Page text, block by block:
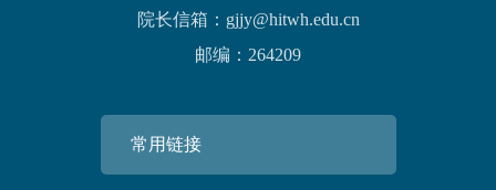
院长信箱：gjjy@hitwh.edu.cn
邮编：264209
常用链接